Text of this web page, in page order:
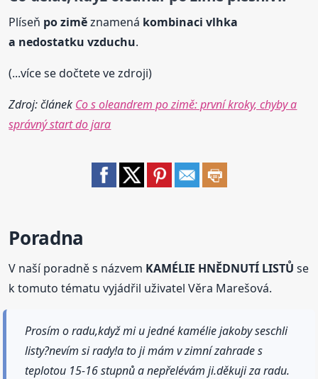
Plíseň po ziměznamená kombinaci vlhka
a nedostatku vzduchu.
(...více se dočtete ve zdroji)
Zdroj: článek Co s oleandrem po zimě: první kroky, chyby a
správný start do jara
Poradna
V naší poradně s názvem KAMÉLIE HNĚDNUTÍ LISTŮ se
k tomuto tématu vyjádřil uživatel Věra Marešová.
Prosím o radu,když mi u jedné kamélie jakoby seschli
listy?nevím si rady!a to ji mám v zimní zahrade s
teplotou 15-16 stupnů a nepřelévám ji.děkuji za radu.